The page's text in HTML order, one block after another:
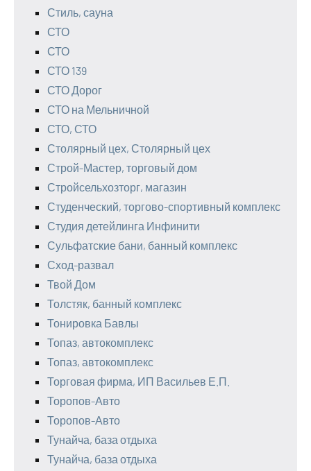
Стиль, сауна
СТО
СТО
СТО 139
СТО Дорог
СТО на Мельничной
СТО, СТО
Столярный цех, Столярный цех
Строй-Мастер, торговый дом
Стройсельхозторг, магазин
Студенческий, торгово-спортивный комплекс
Студия детейлинга Инфинити
Сульфатские бани, банный комплекс
Сход-развал
Твой Дом
Толстяк, банный комплекс
Тонировка Бавлы
Топаз, автокомплекс
Топаз, автокомплекс
Торговая фирма, ИП Васильев Е.П.
Торопов-Авто
Торопов-Авто
Тунайча, база отдыха
Тунайча, база отдыха